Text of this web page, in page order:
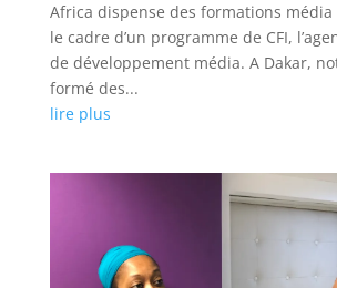
Africa dispense des formations
le cadre d’un programme de CFI,
de développement média. A Dakar,
formé des...
lire plus